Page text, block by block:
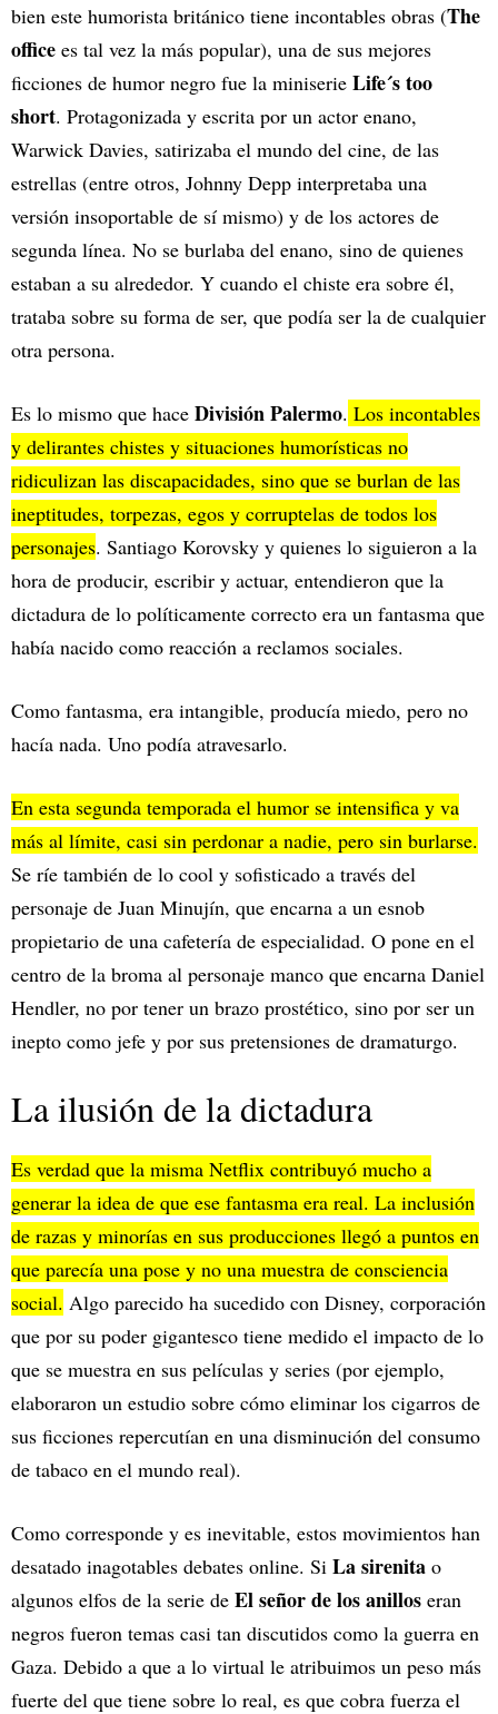
bien este humorista británico tiene incontables obras (The
office es tal vez la más popular), una de sus mejores
ficciones de humor negro fue la miniserie Life´s too
short. Protagonizada y escrita por un actor enano,
Warwick Davies, satirizaba el mundo del cine, de las
estrellas (entre otros, Johnny Depp interpretaba una
versión insoportable de sí mismo) y de los actores de
segunda línea. No se burlaba del enano, sino de quienes
estaban a su alrededor. Y cuando el chiste era sobre él,
trataba sobre su forma de ser, que podía ser la de cualquier
otra persona.
Es lo mismo que hace División Palermo. Los incontables
y delirantes chistes y situaciones humorísticas no
ridiculizan las discapacidades, sino que se burlan de las
ineptitudes, torpezas, egos y corruptelas de todos los
personajes. Santiago Korovsky y quienes lo siguieron a la
hora de producir, escribir y actuar, entendieron que la
dictadura de lo políticamente correcto era un fantasma que
había nacido como reacción a reclamos sociales.
Como fantasma, era intangible, producía miedo, pero no
hacía nada. Uno podía atravesarlo.
En esta segunda temporada el humor se intensifica y va
más al límite, casi sin perdonar a nadie, pero sin burlarse.
Se ríe también de lo cool y sofisticado a través del
personaje de Juan Minujín, que encarna a un esnob
propietario de una cafetería de especialidad. O pone en el
centro de la broma al personaje manco que encarna Daniel
Hendler, no por tener un brazo prostético, sino por ser un
inepto como jefe y por sus pretensiones de dramaturgo.
La ilusión de la dictadura
Es verdad que la misma Netflix contribuyó mucho a
generar la idea de que ese fantasma era real. La inclusión
de razas y minorías en sus producciones llegó a puntos en
que parecía una pose y no una muestra de consciencia
social. Algo parecido ha sucedido con Disney, corporación
que por su poder gigantesco tiene medido el impacto de lo
que se muestra en sus películas y series (por ejemplo,
elaboraron un estudio sobre cómo eliminar los cigarros de
sus ficciones repercutían en una disminución del consumo
de tabaco en el mundo real).
Como corresponde y es inevitable, estos movimientos han
desatado inagotables debates online. Si La sirenita o
algunos elfos de la serie de El señor de los anillos eran
negros fueron temas casi tan discutidos como la guerra en
Gaza. Debido a que a lo virtual le atribuimos un peso más
fuerte del que tiene sobre lo real, es que cobra fuerza el